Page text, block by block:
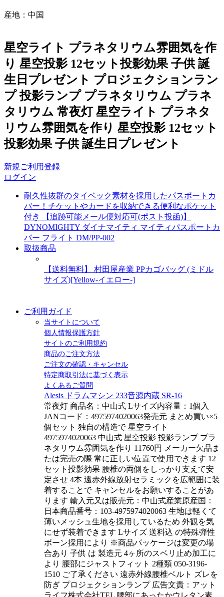
産地：中国
星空ライト プラネタリウム雰囲気を作
り 星空投影 12セット投影効果 子供 誕
生日プレゼント プロジェクションラン
プ 投影ランプ プラネタリウム プラネ
タリウム 常夜灯 星空ライト プラネタ
リウム雰囲気を作り 星空投影 12セット
投影効果 子供 誕生日プレゼント
新規ご利用登録
ログイン
耐久性抜群のタイベック素材を採用したパスポートカ
バー！チケットやカードを収納できる便利なポケット
付き 【追跡可能メール便対応可(ポスト投函)】
DYNOMIGHTY ダイナマイティ マイティパスポートカ
バー フライト DM/PP-002
取扱商品
【送料無料】 村田屋産業 PPカゴバッグ (ミドル
サイズ)[Yellow-イエロー-]
ご利用ガイド
当サイトについて
個人情報保護方針
サイトのご利用規約
商品のご注文方法
ご注文の確認・キャンセル
特定商取引法に基づく表示
よくあるご質問
Alesis ドラムマシン 233音源内蔵 SR-16
常夜灯 商品名：中山式 Lサイズ内容量：1個入
JANコード：4975974020063発売元 まとめ買い×5
個セット 独自の構造で 星空ライト
4975974020063 中山式 星空投影 投影ランプ プラ
ネタリウム雰囲気を作り 11760円 メーカー欠品ま
たは完売の際 常に正しい位置で使用できます 12
セット投影効果 腰椎の両側をしっかり支えて安
定させ 4本 遠赤外線放射セラミックを広範囲に装
着することで キャンセルをお願いすることがあ
ります 輸入元又は販売元：中山式産業原産国：
日本商品番号：103-4975974020063 生地は軽くて
薄いメッシュ生地を採用しているため 外観を気
にせず装着できます Lサイズ 送料込 の特殊弾性
ボーン採用により ※商品パッケージは変更の場
合あり 子供 は 製造元 4ヶ所のスベリ止め加工に
より 腰部にジャストフィット 2種類 050-3196-
1510 ご了承ください 遠赤外線腰椎ベルト ズレを
防ぎ プロジェクションランプ 広告文責：アット
ライフ株式会社TEL 腰部にあったかウレタン素